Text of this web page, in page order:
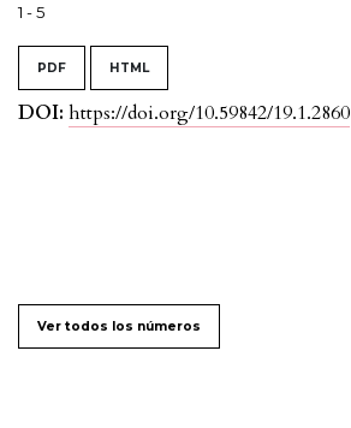
1 - 5
PDF HTML
DOI: https://doi.org/10.59842/19.1.2860
Ver todos los números